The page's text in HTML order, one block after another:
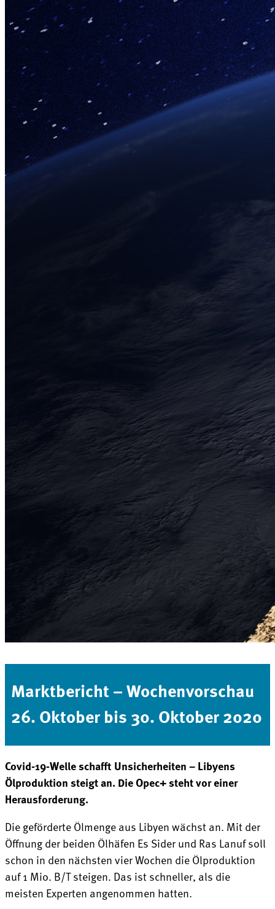
Marktbericht – Wochenvorschau
26. Oktober bis 30. Oktober 2020
Covid-19-Welle schafft Unsicherheiten – Libyens
Ölproduktion steigt an. Die Opec+ steht vor einer
Herausforderung.
Die geförderte Ölmenge aus Libyen wächst an. Mit der
Öffnung der beiden Ölhäfen Es Sider und Ras Lanuf soll
schon in den nächsten vier Wochen die Ölproduktion
auf 1 Mio. B/T steigen. Das ist schneller, als die
meisten Experten angenommen hatten.